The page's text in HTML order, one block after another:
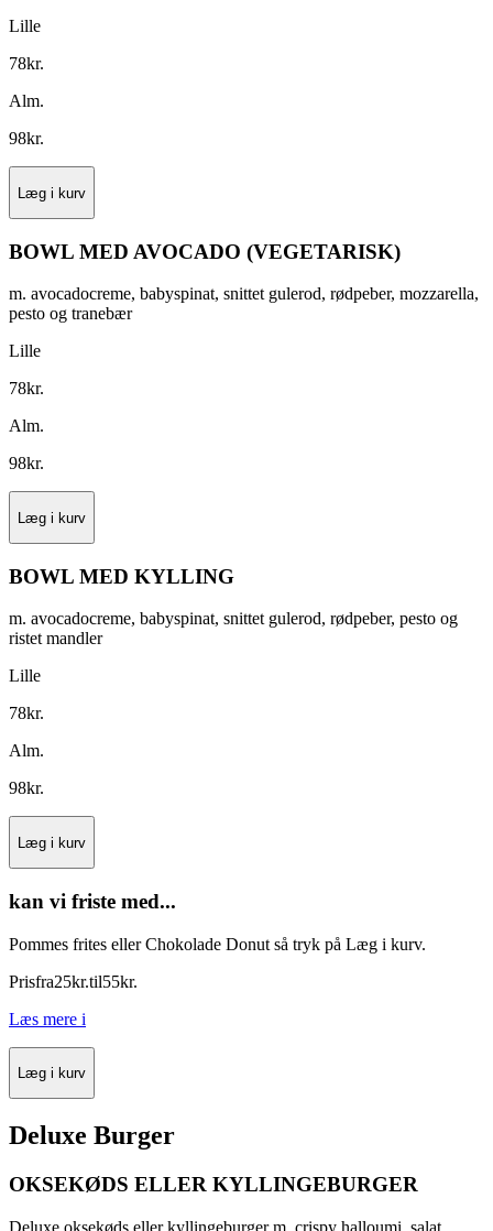
Lille
78kr.
Alm.
98kr.
Læg i kurv
BOWL MED AVOCADO (VEGETARISK)
m. avocadocreme, babyspinat, snittet gulerod, rødpeber, mozzarella,
pesto og tranebær
Lille
78kr.
Alm.
98kr.
Læg i kurv
BOWL MED KYLLING
m. avocadocreme, babyspinat, snittet gulerod, rødpeber, pesto og
ristet mandler
Lille
78kr.
Alm.
98kr.
Læg i kurv
kan vi friste med...
Pommes frites eller Chokolade Donut så tryk på Læg i kurv.
Prisfra25kr.til55kr.
Læs mere i
Læg i kurv
Deluxe Burger
OKSEKØDS ELLER KYLLINGEBURGER
Deluxe oksekøds eller kyllingeburger m. crispy halloumi, salat,